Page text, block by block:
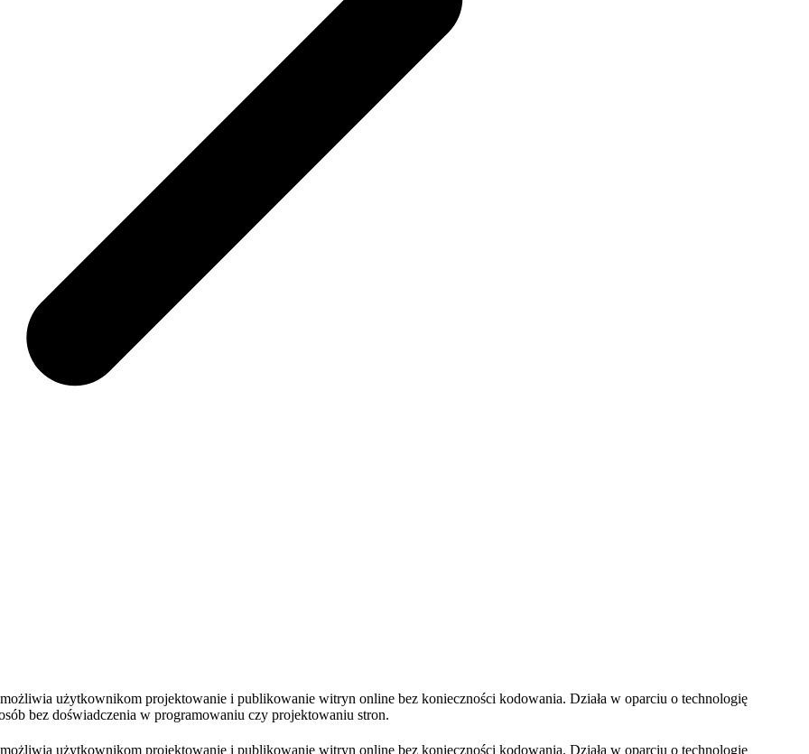
użytkownikom projektowanie i publikowanie witryn online bez konieczności kodowania. Działa w oparciu o technologię
bez doświadczenia w programowaniu czy projektowaniu stron.
użytkownikom projektowanie i publikowanie witryn online bez konieczności kodowania. Działa w oparciu o technologię